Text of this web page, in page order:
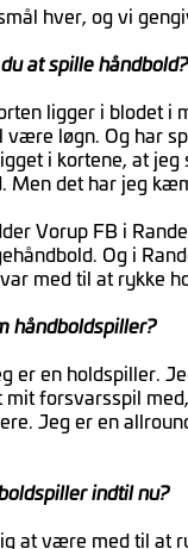
hver, og vi
at spille håndbold?
ligger i blodet i
løgn. Og har
i kortene, at
Men det har jeg
Vorup FB i
Og i
med til at rykke
håndboldspiller?
er en holdspiller.
forsvarsspil
Jeg er en
indtil nu?
at være med til at